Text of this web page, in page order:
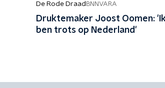
De Rode Draad BNNVARA
Druktemaker Joost Oomen:
ben trots op Nederland'